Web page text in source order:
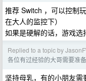
推荐 Switch ，可以控制
在大人的监控下）
如果是硬解的话，游戏
Replied to a topic by
各位有过经验的大哥需要准
坚持母乳，有的小朋友